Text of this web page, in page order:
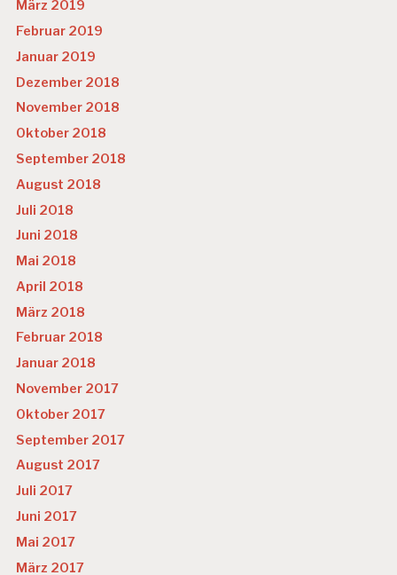
März 2019
Februar 2019
Januar 2019
Dezember 2018
November 2018
Oktober 2018
September 2018
August 2018
Juli 2018
Juni 2018
Mai 2018
April 2018
März 2018
Februar 2018
Januar 2018
November 2017
Oktober 2017
September 2017
August 2017
Juli 2017
Juni 2017
Mai 2017
März 2017